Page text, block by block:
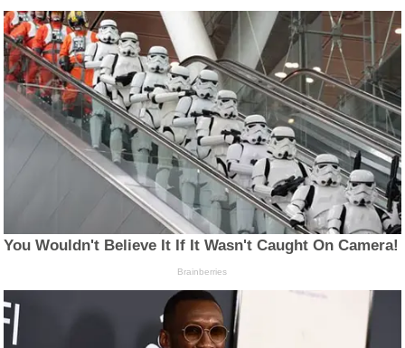
You Wouldn't Believe It If It Wasn't Caught On Camera!
Brainberries